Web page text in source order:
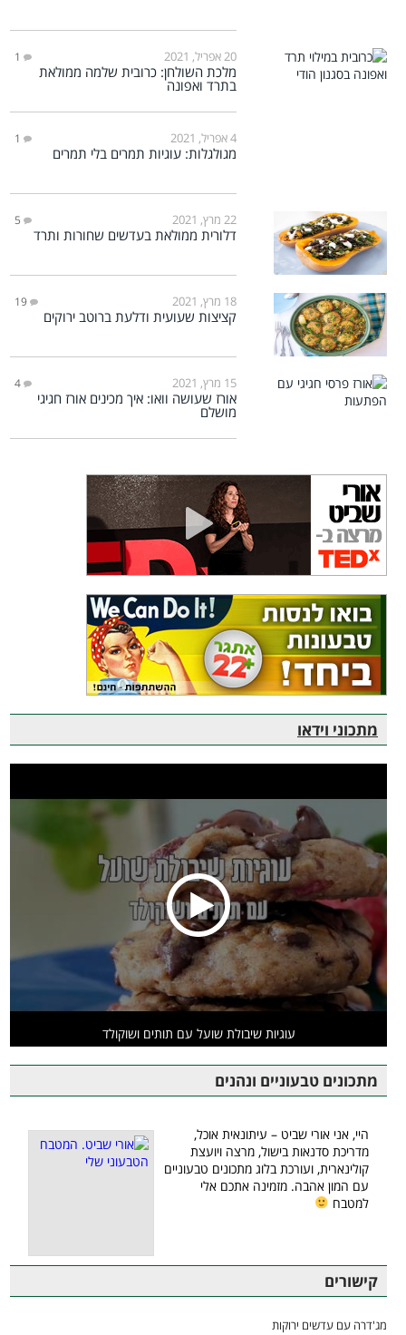
20 אפריל, 2021 1
מלכת השולחן: כרובית שלמה ממולאת
בתרד ואפונה
4 אפריל, 2021 1
מגולגלות: עוגיות תמרים בלי תמרים
22 מרץ, 2021 5
דלורית ממולאת בעדשים שחורות ותרד
18 מרץ, 2021 19
קציצות שעועית ודלעת ברוטב ירוקים
15 מרץ, 2021 4
אורז שעושה וואו: איך מכינים אורז חגיגי
מושלם
מתכוני וידאו
עוגיות שיבולת שועל עם תותים ושוקולד
מתכונים טבעוניים ונהנים
היי, אני אורי שביט – עיתונאית אוכל,
מדריכת סדנאות בישול, מרצה ויועצת
קולינארית, ועורכת בלוג מתכונים טבעוניים
עם המון אהבה. מזמינה אתכם אלי
למטבח
קישורים
מג'דרה עם עדשים ירוקות